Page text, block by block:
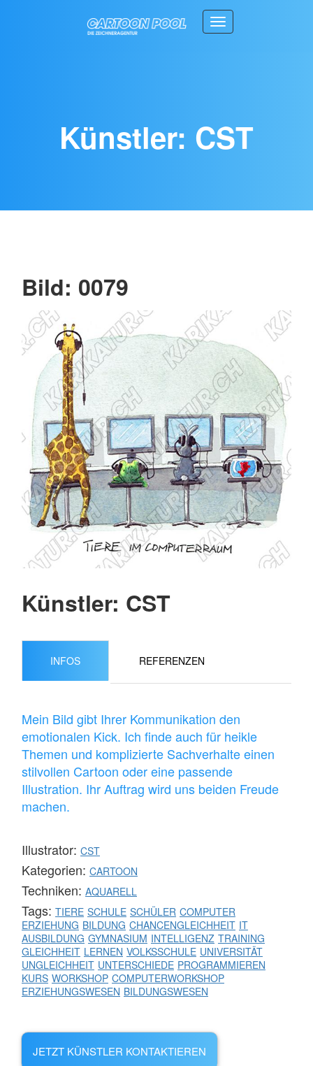
Toggle navigation
Künstler: CST
Bild: 0079
Künstler: CST
INFOS REFERENZEN
Mein Bild gibt Ihrer Kommunikation den
emotionalen Kick. Ich finde auch für heikle
Themen und komplizierte Sachverhalte einen
stilvollen Cartoon oder eine passende
Illustration. Ihr Auftrag wird uns beiden Freude
machen.
Illustrator: CST
Kategorien: CARTOON
Techniken: AQUARELL
Tags: TIERE SCHULE SCHÜLER COMPUTER
ERZIEHUNG BILDUNG CHANCENGLEICHHEIT IT
AUSBILDUNG GYMNASIUM INTELLIGENZ TRAINING
GLEICHHEIT LERNEN VOLKSSCHULE UNIVERSITÄT
UNGLEICHHEIT UNTERSCHIEDE PROGRAMMIEREN
KURS WORKSHOP COMPUTERWORKSHOP
ERZIEHUNGSWESEN BILDUNGSWESEN
JETZT KÜNSTLER KONTAKTIEREN